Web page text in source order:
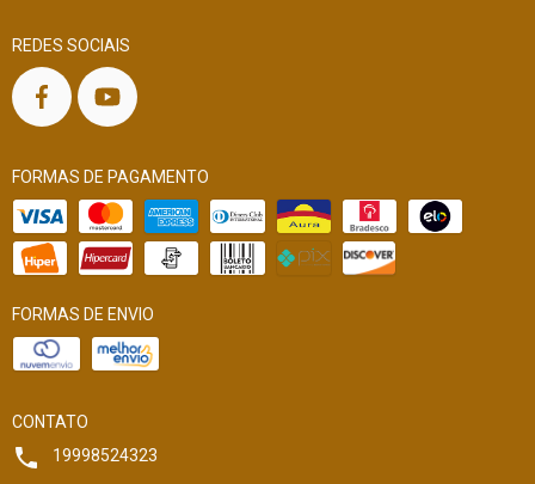
REDES SOCIAIS
FORMAS DE PAGAMENTO
FORMAS DE ENVIO
CONTATO
19998524323